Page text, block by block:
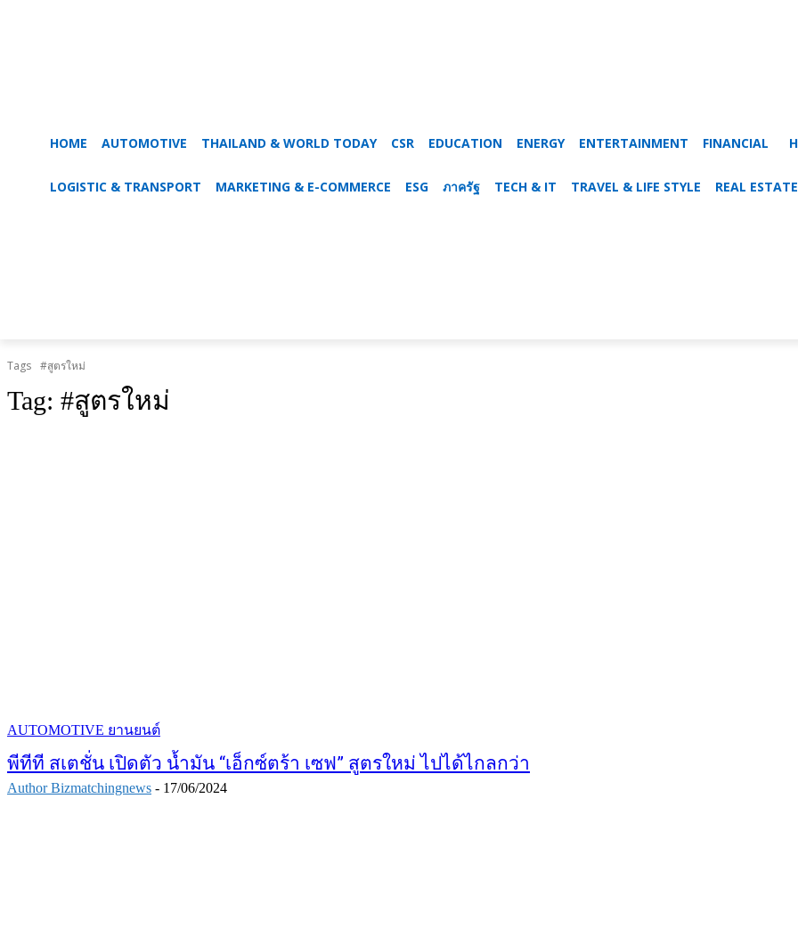
HOME AUTOMOTIVE THAILAND & WORLD TODAY CSR EDUCATION ENERGY ENTERTAINMENT FINANCIAL
LOGISTIC & TRANSPORT MARKETING & E-COMMERCE ESG ภาครัฐ TECH & IT TRAVEL & LIFE STYLE REAL ESTATE
Tags #สูตรใหม่
Tag: #สูตรใหม่
AUTOMOTIVE ยานยนต์
พีทีที สเตชั่น เปิดตัว น้ำมัน “เอ็กซ์ตร้า เซฟ” สูตรใหม่ ไปได้ไกลกว่า
Author Bizmatchingnews - 17/06/2024